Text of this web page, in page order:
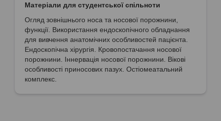
Матеріали для студентської спільноти
Огляд зовнішнього носа та носової порожнини,
функції. Використання ендоскопічного обладнання
для вивчення анатомічних особливостей пацієнта.
Ендоскопічна хірургія. Кровопостачання носової
порожнини. Іннервація носової порожнини. Вікові
особливості приносових пазух. Остіомеатальний
комплекс.